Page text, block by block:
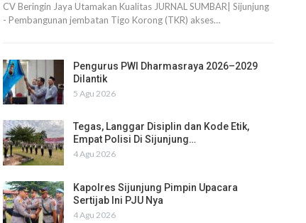
CV Beringin Jaya Utamakan Kualitas JURNAL SUMBAR| Sijunjung
- Pembangunan jembatan Tigo Korong (TKR) akses…
Pengurus PWI Dharmasraya 2026–2029
Dilantik
5 Agu 2026
Tegas, Langgar Disiplin dan Kode Etik,
Empat Polisi Di Sijunjung…
4 Agu 2026
Kapolres Sijunjung Pimpin Upacara
Sertijab Ini PJU Nya
4 Agu 2026